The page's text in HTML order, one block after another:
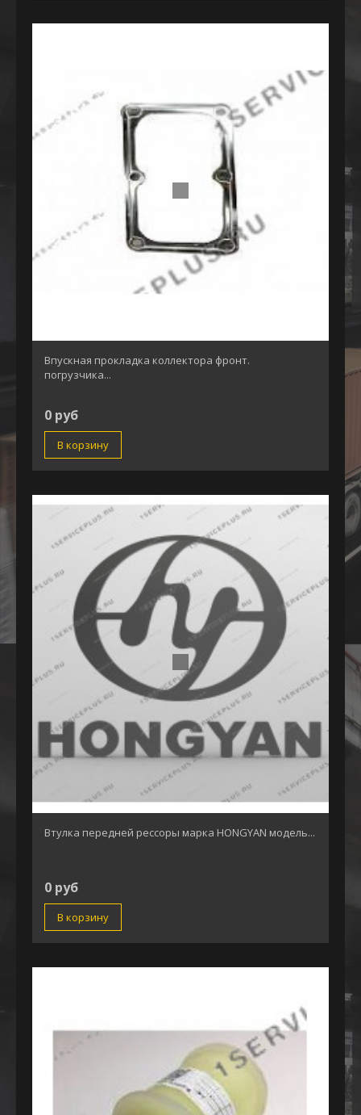
Впускная прокладка коллектора фронт.
погрузчика...
0 руб
В корзину
Втулка передней рессоры марка HONGYAN модель...
0 руб
В корзину